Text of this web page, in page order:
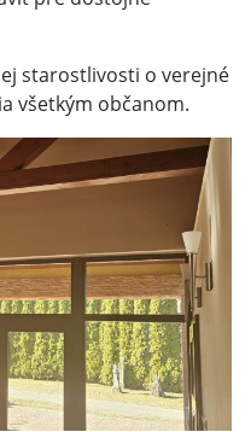
starostlivosti o verejné
všetkým občanom.